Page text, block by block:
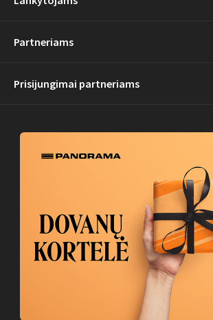
Partneriams
Prisijungimai partneriams